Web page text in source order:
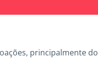
principalmente